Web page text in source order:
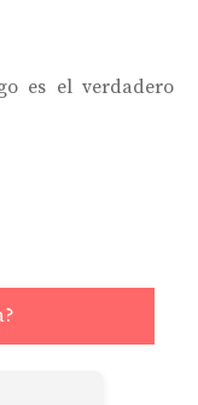
es el verdadero